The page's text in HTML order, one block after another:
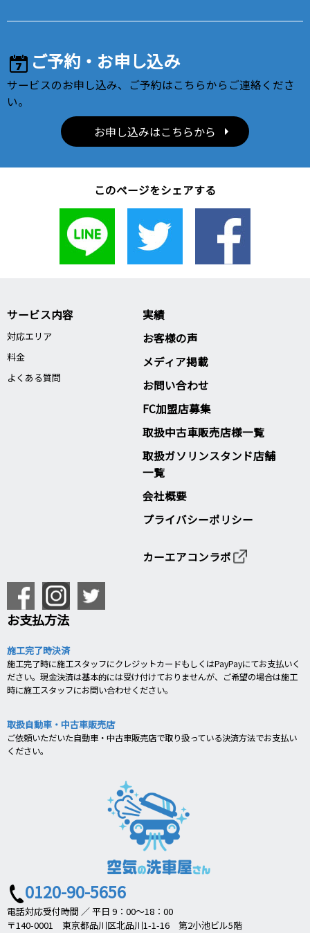
ご予約・お申し込み
サービスのお申し込み、ご予約はこちらからご連絡くださ
い。
お申し込みはこちらから
このページをシェアする
サービス内容
対応エリア
料金
よくある質問
実績
お客様の声
メディア掲載
お問い合わせ
FC加盟店募集
取扱中古車販売店様一覧
取扱ガソリンスタンド店舗
一覧
会社概要
プライバシーポリシー
カーエアコンラボ
お支払方法
施工完了時決済
施工完了時に施工スタッフにクレジットカードもしくはPayPayにてお支払いく
ださい。現金決済は基本的には受け付けておりませんが、ご希望の場合は施工
時に施工スタッフにお問い合わせください。
取扱自動車・中古車販売店
ご依頼いただいた自動車・中古車販売店で取り扱っている決済方法でお支払い
ください。
0120-90-5656
電話対応受付時間 ／ 平日 9：00～18：00
〒140-0001 東京都品川区北品川1-1-16 第2小池ビル5階